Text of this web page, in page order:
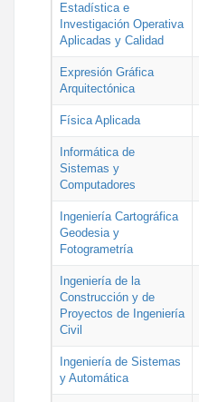
Estadística e
Investigación Operativa
Aplicadas y Calidad
Expresión Gráfica
Arquitectónica
Física Aplicada
Informática de
Sistemas y
Computadores
Ingeniería Cartográfica
Geodesia y
Fotogrametría
Ingeniería de la
Construcción y de
Proyectos de Ingeniería
Civil
Ingeniería de Sistemas
y Automática